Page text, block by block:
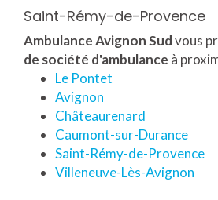
Saint-Rémy-de-Provence
Ambulance Avignon Sudvous
de société d'ambulance à
Le Pontet
Avignon
Châteaurenard
Caumont-sur-Durance
Saint-Rémy-de-Provence
Villeneuve-Lès-Avignon